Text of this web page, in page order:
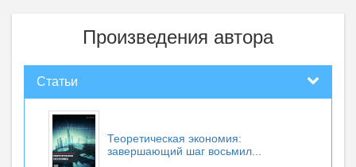
Произведения автора
Статьи
Теоретическая экономия:
завершающий шаг восьмил...